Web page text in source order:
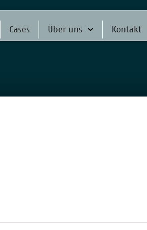
Cases Über uns Kontakt